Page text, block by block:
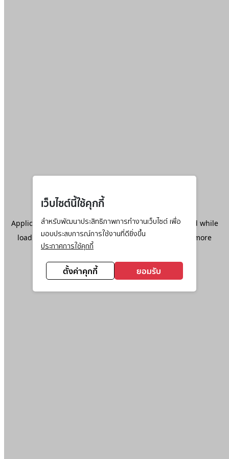
เว็บไซต์นี้ใช้คุกกี้
สำหรับพัฒนาประสิทธิภาพการทำงานเว็บไซต์ เพื่อ
มอบประสบการณ์การใช้งานที่ดียิ่งขึ้น
ประกาศการใช้คุกกี้
ตั้งค่าคุกกี้ ยอมรับ
Application error: aclient-side exception has occurred while
loadingwww.ktc.co.th(see the browser console
for more
information).